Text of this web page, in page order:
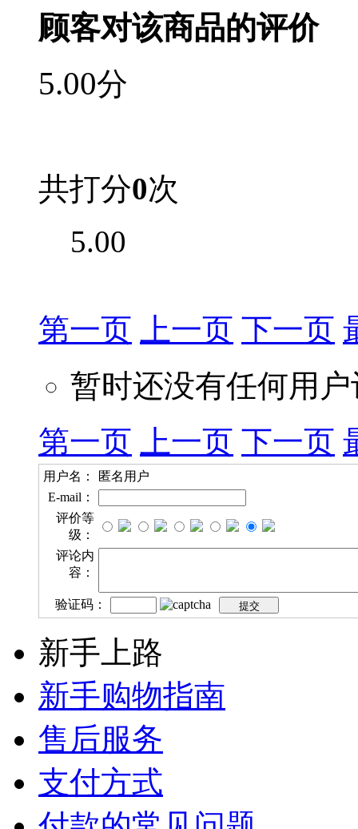
顾客对该商品的评价
5.00分
共打分0次
5.00
第一页 上一页 下一页
暂时还没有任何用
第一页
上一页 下一页
用户名：
匿名用户
E-mail：
评价等
级：
评论内
容：
验证码：
新手上路
新手购物指南
售后服务
支付方式